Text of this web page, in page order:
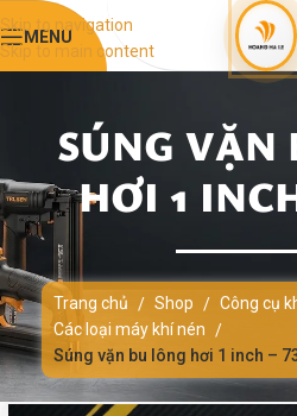
Skip to navigation
Skip to main content
MENU
SÚNG VẶN
HƠI 1
Trang chủ / Shop / Công cụ
Các loại máy khí nén /
Súng vặn bu lông hơi 1 inch –